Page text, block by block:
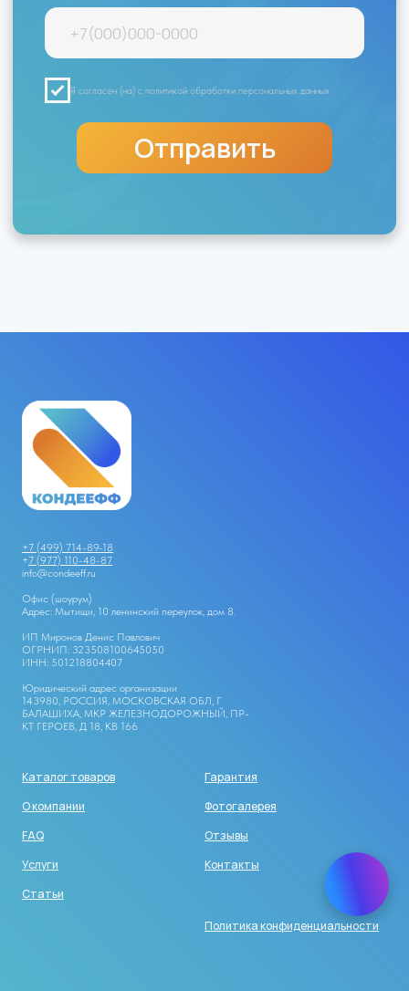
+7 (499) 714-89-18
+7 (977) 110-48-87
info@condeeff.ru
Офис (шоурум)
Адрес: Мытищи, 10 ленинский переулок, дом 8.
ИП Миронов Денис Павлович
ОГРНИП: 323508100645050
ИНН: 501218804407
Юридический адрес организации
143980, РОССИЯ, МОСКОВСКАЯ ОБЛ, Г
БАЛАШИХА, МКР ЖЕЛЕЗНОДОРОЖНЫЙ, ПР-
КТ ГЕРОЕВ, Д 18, КВ 166
Каталог товаров
О компании
FAQ
Услуги
Статьи
Гарантия
Фотогалерея
Отзывы
Контакты
Политика конфиденциальности